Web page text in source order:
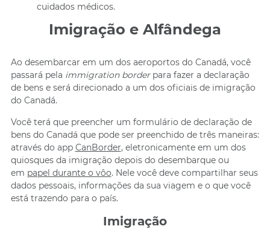
cuidados médicos.
Imigração e Alfândega
Ao desembarcar em um dos aeroportos do Canadá, você
passará pela immigration borderpara fazer a declaração
de bens e será direcionado a um dos oficiais de imigração
do Canadá.
Você terá que preencher um formulário de declaração de
bens do Canadá que pode ser preenchido de três maneiras:
através do app CanBorder, eletronicamente em um dos
quiosques da imigração depois do desembarque ou
em papel durante o vôo. Nele você deve compartilhar seus
dados pessoais, informações da sua viagem e o que você
está trazendo para o país.
Imigração